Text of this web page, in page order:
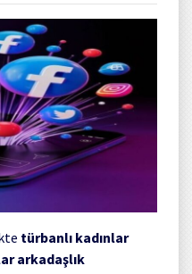
türbanlı kadınlar
arkadaşlık